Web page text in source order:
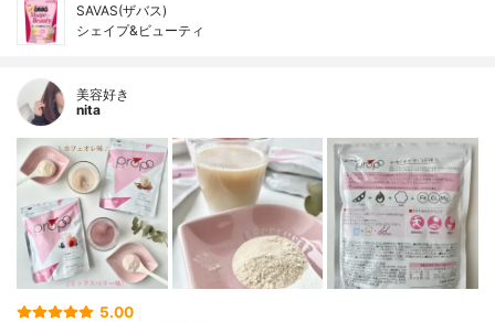
SAVAS(ザバス)
シェイプ&ビューティ
美容好き
nita
5.00